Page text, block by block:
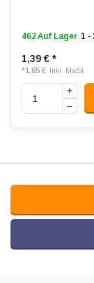
462 Auf Lager 1 -
1,39 € *
*1,65 € Inkl. MwSt.